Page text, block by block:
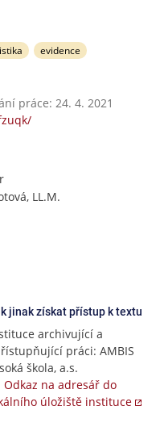
evidence
práce: 24. 4. 2021
LL.M.
jinak získat přístup k textu
archivující a
práci: AMBIS
škola, a.s.
Odkaz na adresář do
úložiště instituce